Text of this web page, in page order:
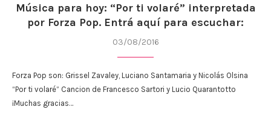
Música para hoy: “Por ti volaré” interpretada
por Forza Pop. Entrá aquí para escuchar:
03/08/2016
Forza Pop son: Grissel Zavaley, Luciano Santamaria y Nicolás Olsina
“Por ti volaré” Cancion de Francesco Sartori y Lucio Quarantotto
¡Muchas gracias…